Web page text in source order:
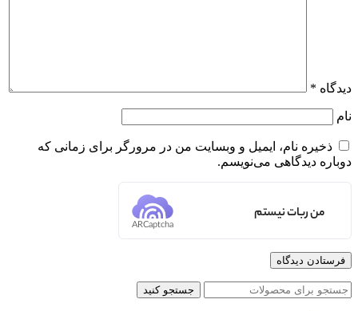
دیدگاه *
نام
ذخیره نام، ایمیل و وبسایت من در مرورگر برای زمانی که
دوباره دیدگاهی می‌نویسم.
من ربات نیستم
ARCaptcha
جستجو کنید